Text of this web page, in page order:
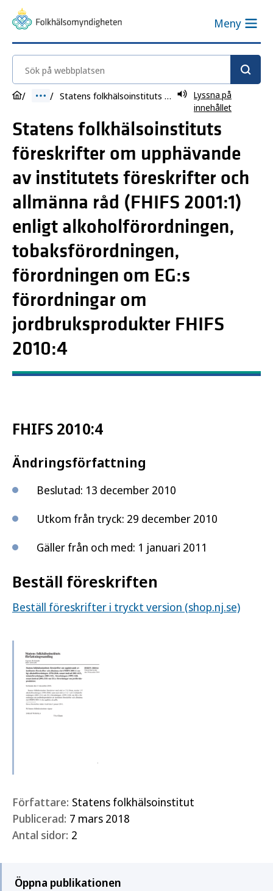
Meny
Sök på webbplatsen
Statens folkhälsoinstituts föreskrifter om upphävande av institutets föreskrifter och allmänna råd (FHIFS 2001:1) enligt alkoholförordningen, tobaksförordningen, förordningen om EG:s förordningar om jordbruksprodukter FHIFS 2010:4
Lyssna på
innehållet
Statens folkhälsoinstituts
föreskrifter om upphävande
av institutets föreskrifter och
allmänna råd (FHIFS 2001:1)
enligt alkoholförordningen,
tobaksförordningen,
förordningen om EG:s
förordningar om
jordbruksprodukter FHIFS
2010:4
FHIFS 2010:4
Ändringsförfattning
Beslutad: 13 december 2010
Utkom från tryck: 29 december 2010
Gäller från och med: 1 januari 2011
Beställ föreskriften
Beställ föreskrifter i tryckt version (shop.nj.se)
Författare: Statens folkhälsoinstitut
Publicerad: 7 mars 2018
Antal sidor: 2
Öppna publikationen